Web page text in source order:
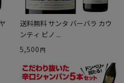
送料無料 サンタ バーバラ カウ
ンティ ピノ ...
5,500